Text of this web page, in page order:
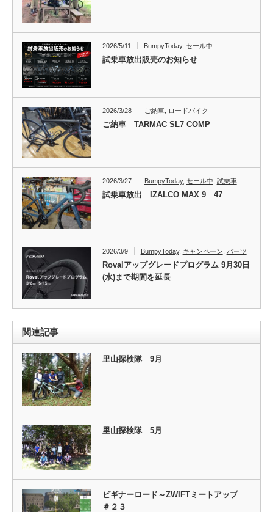
2026/5/11 BumpyToday, セール中
試乗車放出販売のお知らせ
2026/3/28 ご納車, ロードバイク
ご納車 TARMAC SL7 COMP
2026/3/27 BumpyToday, セール中 試乗車
試乗車放出 IZALCO MAX 9 47
2026/3/9 BumpyToday, キャンペーン パーツ
Rovalアップグレードプログラム 9月30日
(水)まで期間を延長
関連記事
里山探検隊 9月
里山探検隊 5月
ビギナーロード～ZWIFTミートアップ
＃２３